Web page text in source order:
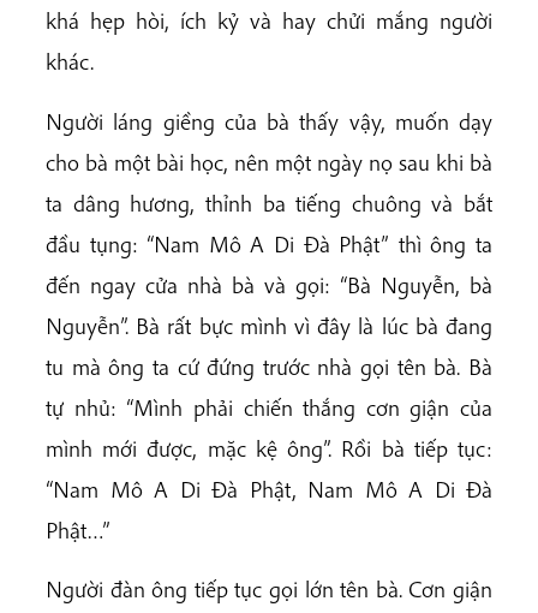
khá hẹp hòi, ích kỷ và hay chửi mắng người
khác.
Người láng giềng của bà thấy vậy, muốn dạy
cho bà một bài học, nên một ngày nọ sau khi bà
ta dâng hương, thỉnh ba tiếng chuông và bắt
đầu tụng: “Nam Mô A Di Đà Phật” thì ông ta
đến ngay cửa nhà bà và gọi: “Bà Nguyễn, bà
Nguyễn”. Bà rất bực mình vì đây là lúc bà đang
tu mà ông ta cứ đứng trước nhà gọi tên bà. Bà
tự nhủ: “Mình phải chiến thắng cơn giận của
mình mới được, mặc kệ ông”. Rồi bà tiếp tục:
“Nam Mô A Di Đà Phật, Nam Mô A Di Đà
Phật…”
Người đàn ông tiếp tục gọi lớn tên bà. Cơn giận